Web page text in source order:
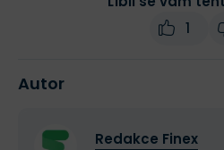
1
Autor
Redakce Finex